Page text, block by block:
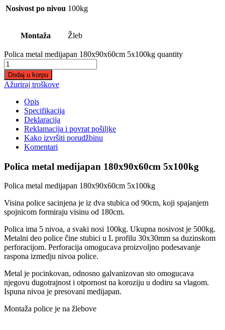
Nosivost po nivou 100kg
Montaža Žleb
Polica metal medijapan 180x90x60cm 5x100kg quantity
Dodaj u korpu
Ažuriraj troškove
Opis
Specifikacija
Deklaracija
Reklamacija i povrat pošiljke
Kako izvršiti porudžbinu
Komentari
Polica metal medijapan 180x90x60cm 5x100kg
Polica metal medijapan 180x90x60cm 5x100kg
Visina police sacinjena je iz dva stubica od 90cm, koji spajanjem
spojnicom formiraju visinu od 180cm.
Polica ima 5 nivoa, a svaki nosi 100kg. Ukupna nosivost je 500kg.
Metalni deo police čine stubici u L profilu 30x30mm sa duzinskom
perforacijom. Perforacija omogucava proizvoljno podesavanje
raspona izmedju nivoa police.
Metal je pocinkovan, odnosno galvanizovan sto omogucava
njegovu dugotrajnost i otpornost na koroziju u dodiru sa vlagom.
Ispuna nivoa je presovani medijapan.
Montaža police je na žlebove